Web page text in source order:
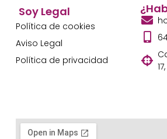
Soy Legal
Política de cookies
Aviso Legal
Política de privacidad